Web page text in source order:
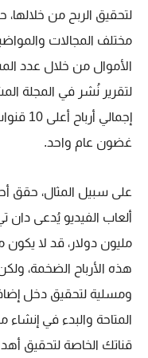
لتحقيق الربح من
مختلف المجالات
الأموال من خلال عدد
لتقرير نُشر في المجلة
غضون عام واحد.
على سبيل المثال، حقق
مليون دولار، قد لا
هذه الأرباح الضخمة،
ومسلية لتحقيق دخل
المتاحة والبدء في
قناتك الخاصة لتحقيق